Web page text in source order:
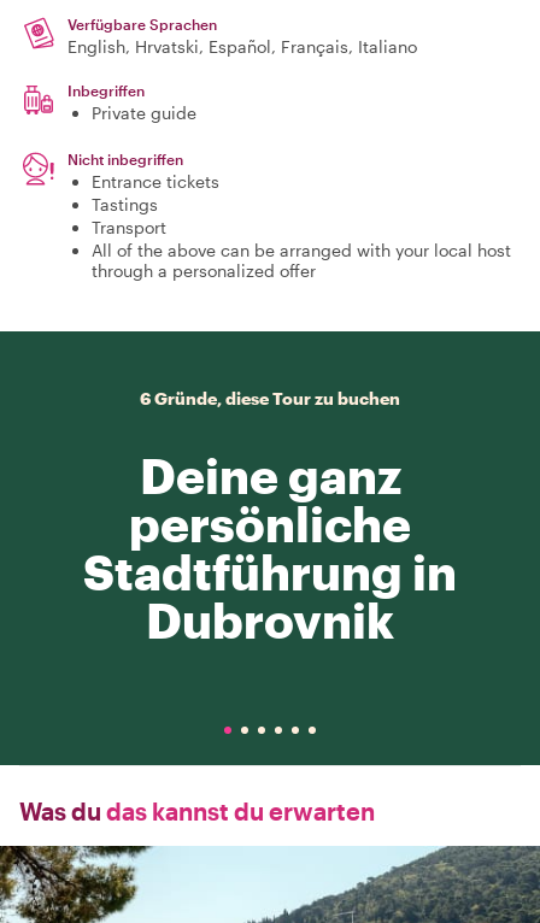
Verfügbare Sprachen
English, Hrvatski, Español, Français, Italiano
Inbegriffen
Private guide
Nicht inbegriffen
Entrance tickets
Tastings
Transport
All of the above can be arranged with your local host
through a personalized offer
6 Gründe, diese Tour zu buchen
Deine ganz
persönliche
Stadtführung in
Dubrovnik
Was du das kannst du erwarten